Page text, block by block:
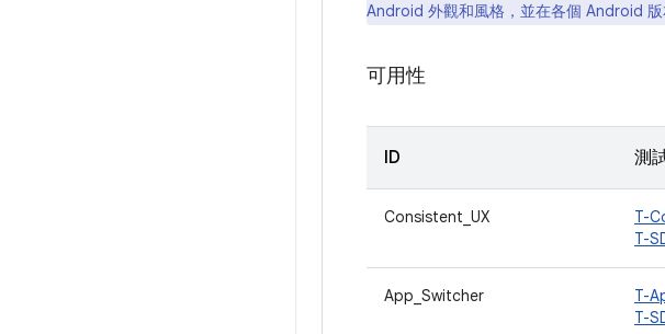
Android 外觀和風格，並在各個 Android 版
可用性
ID 測
Consistent_UX T-
T-
App_Switcher T-
T-